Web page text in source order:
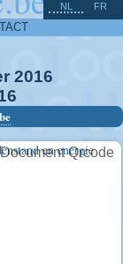
NL FR
2016
en energie
^